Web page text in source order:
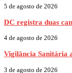
5 de agosto de 2026
DC registra duas
4 de agosto de 2026
Vigilância Sanitária
3 de agosto de 2026